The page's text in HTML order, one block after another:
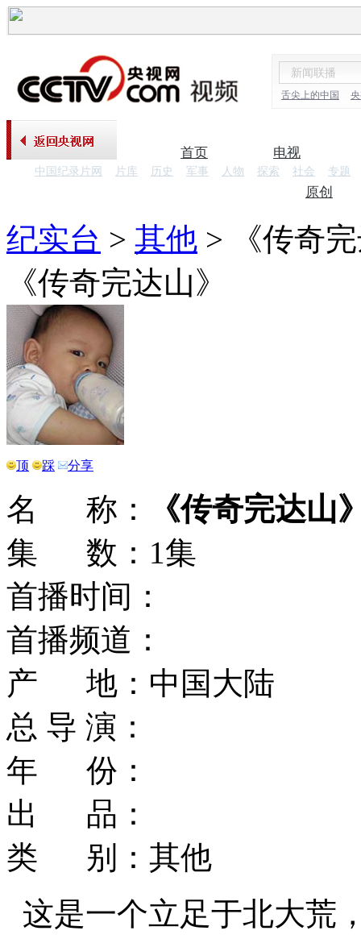
舌尖上的中国
首页 电视
中国纪录片网 片库 历史 军事 人物 探索 社会 专题
原创
纪实台 > 其他 >
《传奇
《传奇完达山》
顶 踩 分享
名 称：
《传奇完达山
集 数：1集
首播时间：
首播频道：
产 地：中国大陆
总 导 演：
年 份：
出 品：
类 别：其他
这是一个立足于北大荒